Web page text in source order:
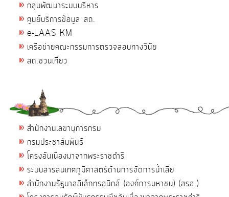
กลุ่มพัฒนาระบบบริหาร
ศูนย์บริการข้อมูล สถ.
e-LAAS KM
เครือข่ายคณะกรรมการตรวจสอบทางวินัย
สถ.ชวนเที่ยว
สำนักงานเลขานุการกรม
กรมประชาสัมพันธ์
โครงอันเนื่องมาจากพระราชดำริ
ระบบสารสนเทศภูมิศาสตร์ด้านการจัดการน้ำเสีย
สำนักงานรัฐบาลอิเล็กทรอนิกส์ (องค์การมหาชน) (สรอ.)